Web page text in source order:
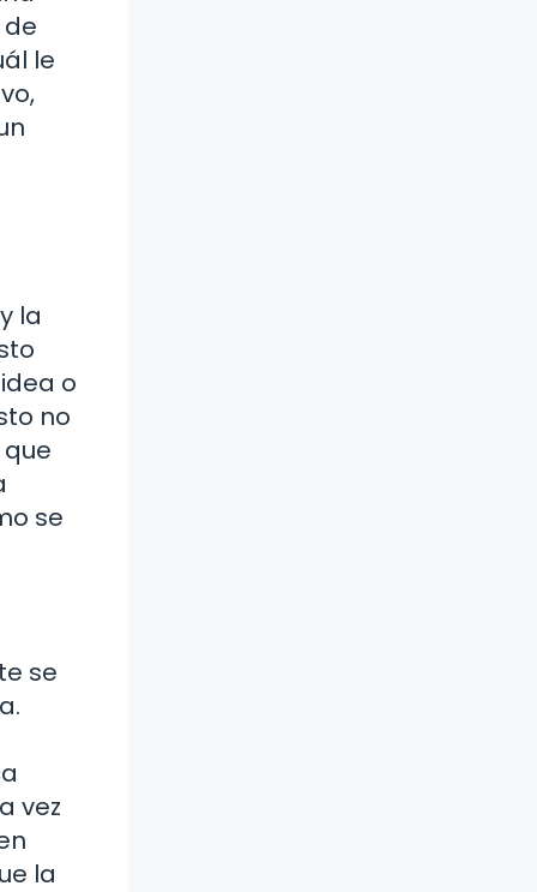
le
la
o
no
se
se
vez
la